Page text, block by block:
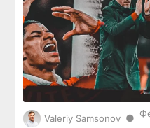
Valeriy Samsonov ●